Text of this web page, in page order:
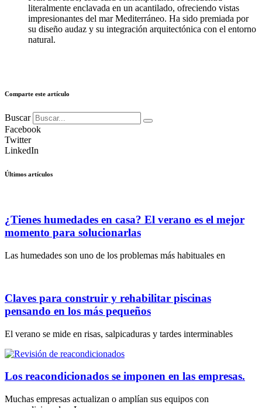
literalmente enclavada en un acantilado, ofreciendo vistas
impresionantes del mar Mediterráneo. Ha sido premiada por
su diseño audaz y su integración arquitectónica con el entorno
natural.
Comparte este artículo
Buscar
Facebook
Twitter
LinkedIn
Últimos artículos
¿Tienes humedades en casa? El verano es el mejor
momento para solucionarlas
Las humedades son uno de los problemas más habituales en
Claves para construir y rehabilitar piscinas
pensando en los más pequeños
El verano se mide en risas, salpicaduras y tardes interminables
Los reacondicionados se imponen en las empresas.
Muchas empresas actualizan o amplían sus equipos con